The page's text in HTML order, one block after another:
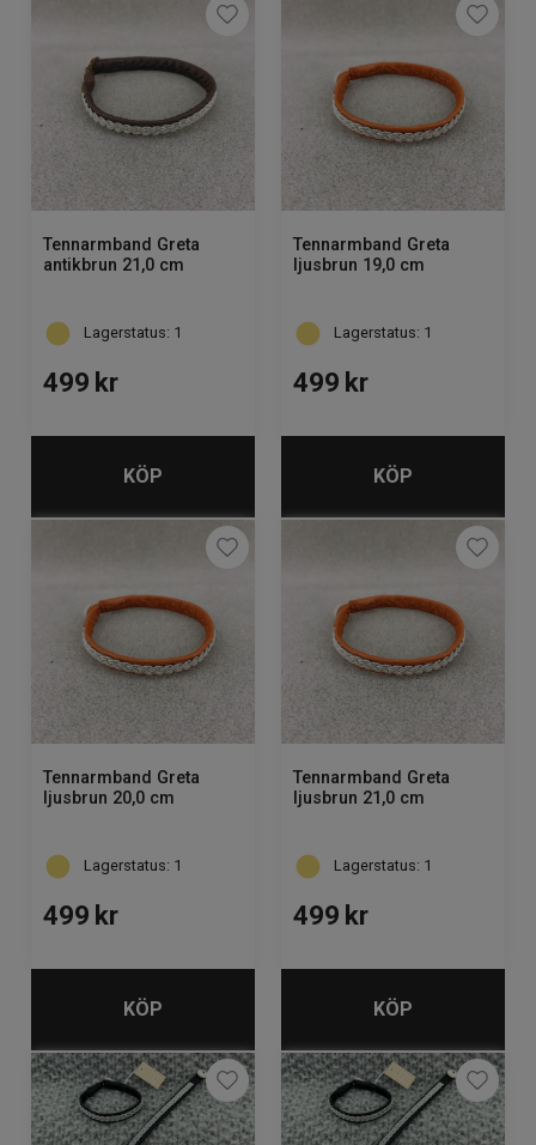
Tennarmband Greta
antikbrun 21,0 cm
Lagerstatus: 1
499 kr
KÖP
Tennarmband Greta
ljusbrun 19,0 cm
Lagerstatus: 1
499 kr
KÖP
Tennarmband Greta
ljusbrun 20,0 cm
Lagerstatus: 1
499 kr
KÖP
Tennarmband Greta
ljusbrun 21,0 cm
Lagerstatus: 1
499 kr
KÖP